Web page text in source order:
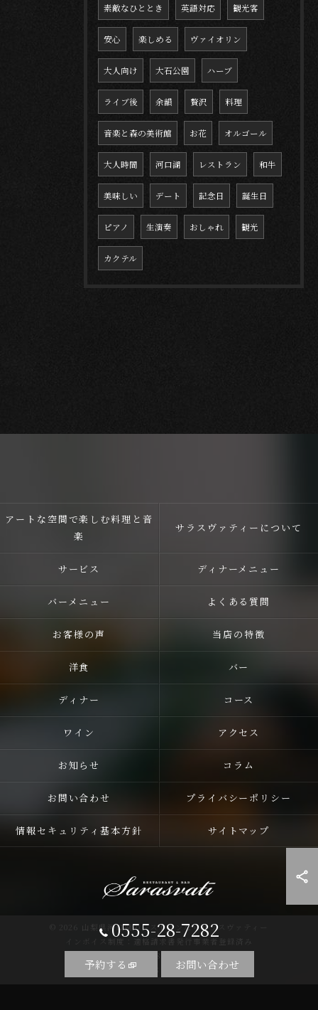
素敵なひととき 英語対応 観光客
安心 楽しめる ヴァイオリン
大人向け 大石公園 ハーブ
ライブ後 余韻 贅沢 料理
音楽と森の美術館 お花 オルゴール
大人時間 河口湖 レストラン 和牛
美味しい デート 記念日 誕生日
ピアノ 生演奏 おしゃれ 観光
カクテル
0555-28-7282
予約する お問い合わせ
アートな空間で楽しむ料理と音
楽
サラスヴァティーについて
サービス ディナーメニュー
バーメニュー よくある質問
お客様の声 当店の特徴
洋食 バー
ディナー コース
ワイン アクセス
お知らせ コラム
お問い合わせ プライバシーポリシー
情報セキュリティ基本方針 サイトマップ
© 2026 山梨県河口湖のレストランならサラスヴァティー
インボイス制度：適格請求書発行事業者登録済み
ALL RIGHTS RESERVED.